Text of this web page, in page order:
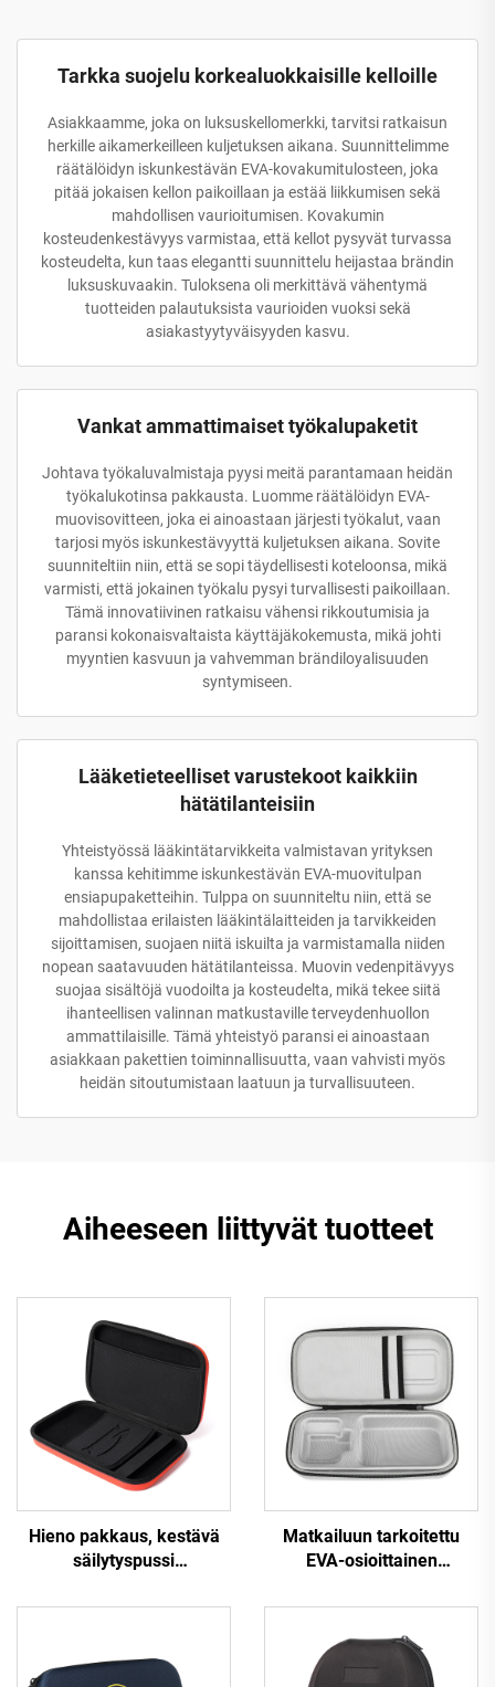
Tarkka suojelu korkealuokkaisille kelloille
Asiakkaamme, joka on luksuskellomerkki, tarvitsi ratkaisun
herkille aikamerkeilleen kuljetuksen aikana. Suunnittelimme
räätälöidyn iskunkestävän EVA-kovakumitulosteen, joka
pitää jokaisen kellon paikoillaan ja estää liikkumisen sekä
mahdollisen vaurioitumisen. Kovakumin
kosteudenkestävyys varmistaa, että kellot pysyvät turvassa
kosteudelta, kun taas elegantti suunnittelu heijastaa brändin
luksuskuvaakin. Tuloksena oli merkittävä vähentymä
tuotteiden palautuksista vaurioiden vuoksi sekä
asiakastyytyväisyyden kasvu.
Vankat ammattimaiset työkalupaketit
Johtava työkaluvalmistaja pyysi meitä parantamaan heidän
työkalukotinsa pakkausta. Luomme räätälöidyn EVA-
muovisovitteen, joka ei ainoastaan järjesti työkalut, vaan
tarjosi myös iskunkestävyyttä kuljetuksen aikana. Sovite
suunniteltiin niin, että se sopi täydellisesti koteloonsa, mikä
varmisti, että jokainen työkalu pysyi turvallisesti paikoillaan.
Tämä innovatiivinen ratkaisu vähensi rikkoutumisia ja
paransi kokonaisvaltaista käyttäjäkokemusta, mikä johti
myyntien kasvuun ja vahvemman brändiloyalisuuden
syntymiseen.
Lääketieteelliset varustekoot kaikkiin
hätätilanteisiin
Yhteistyössä lääkintätarvikkeita valmistavan yrityksen
kanssa kehitimme iskunkestävän EVA-muovitulpan
ensiapupaketteihin. Tulppa on suunniteltu niin, että se
mahdollistaa erilaisten lääkintälaitteiden ja tarvikkeiden
sijoittamisen, suojaen niitä iskuilta ja varmistamalla niiden
nopean saatavuuden hätätilanteissa. Muovin vedenpitävyys
suojaa sisältöjä vuodoilta ja kosteudelta, mikä tekee siitä
ihanteellisen valinnan matkustaville terveydenhuollon
ammattilaisille. Tämä yhteistyö paransi ei ainoastaan
asiakkaan pakettien toiminnallisuutta, vaan vahvisti myös
heidän sitoutumistaan laatuun ja turvallisuuteen.
Aiheeseen liittyvät tuotteet
Hieno pakkaus, kestävä
säilytyspussi
pehmustettu kantolaukku,
Matkailuun tarkoitettu
EVA-osioittainen
kuljetettava EVA-muovattu
kansi, teollisuusmallinen